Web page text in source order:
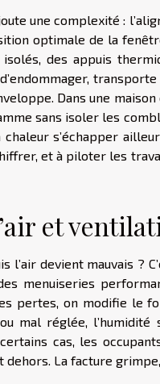
une complexité :
optimale de la
des appuis
d’endommager,
Dans une
sans isoler les
s’échapper
et à piloter les
et
l’air devient mauvais ?
menuiseries
pertes, on modifie le
mal réglée,
certains cas, les
La facture